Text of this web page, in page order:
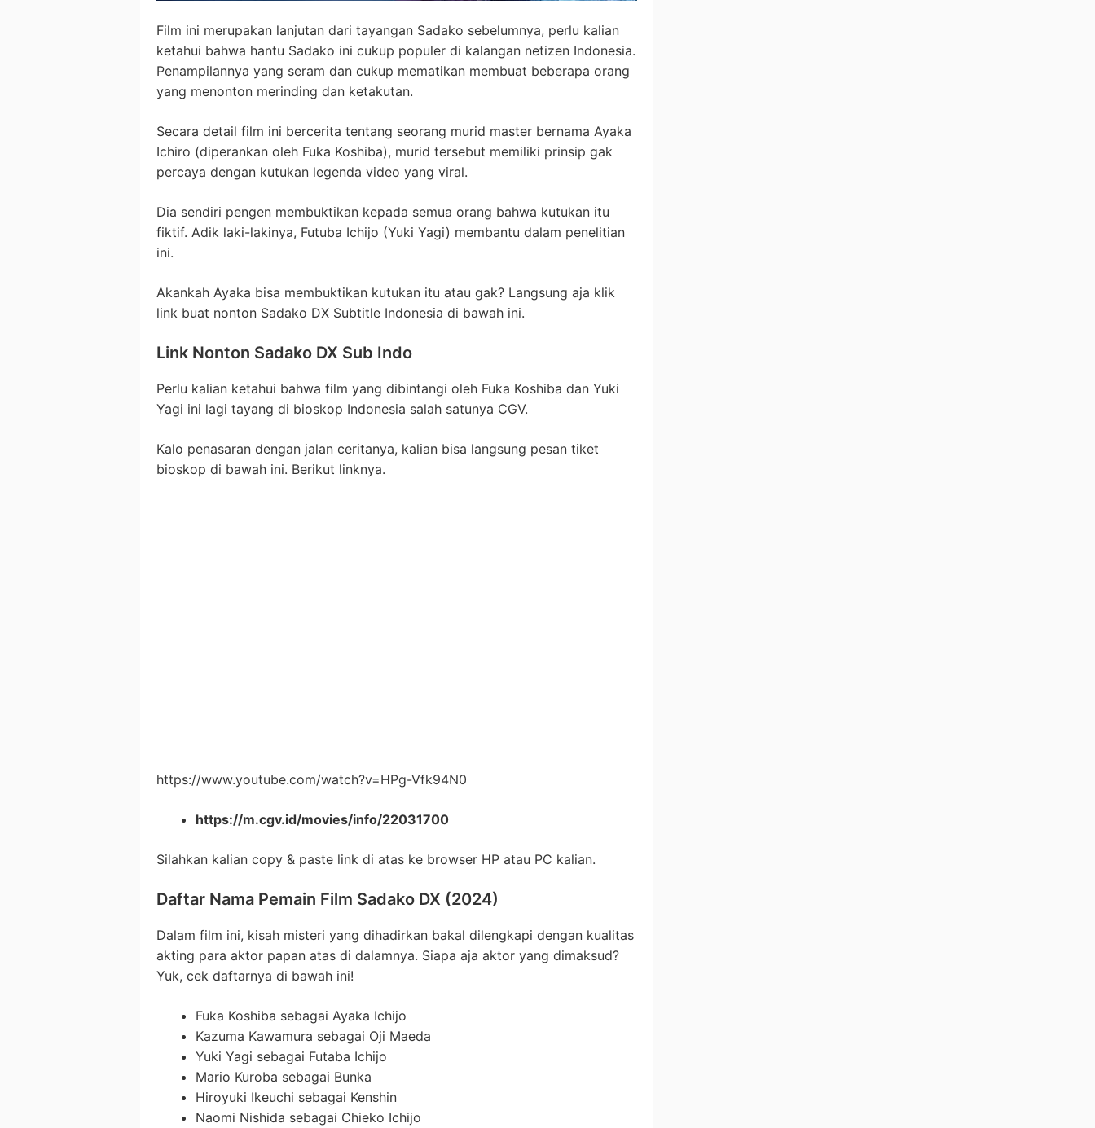
Film ini merupakan lanjutan dari tayangan Sadako sebelumnya, perlu kalian
ketahui bahwa hantu Sadako ini cukup populer di kalangan netizen Indonesia.
Penampilannya yang seram dan cukup mematikan membuat beberapa orang
yang menonton merinding dan ketakutan.
Secara detail film ini bercerita tentang seorang murid master bernama Ayaka
Ichiro (diperankan oleh Fuka Koshiba), murid tersebut memiliki prinsip gak
percaya dengan kutukan legenda video yang viral.
Dia sendiri pengen membuktikan kepada semua orang bahwa kutukan itu
fiktif. Adik laki-lakinya, Futuba Ichijo (Yuki Yagi) membantu dalam penelitian
ini.
Akankah Ayaka bisa membuktikan kutukan itu atau gak? Langsung aja klik
link buat nonton Sadako DX Subtitle Indonesia di bawah ini.
Link Nonton Sadako DX Sub Indo
Perlu kalian ketahui bahwa film yang dibintangi oleh Fuka Koshiba dan Yuki
Yagi ini lagi tayang di bioskop Indonesia salah satunya CGV.
Kalo penasaran dengan jalan ceritanya, kalian bisa langsung pesan tiket
bioskop di bawah ini. Berikut linknya.
https://www.youtube.com/watch?v=HPg-Vfk94N0
https://m.cgv.id/movies/info/22031700
Silahkan kalian copy & paste link di atas ke browser HP atau PC kalian.
Daftar Nama Pemain Film Sadako DX (2024)
Dalam film ini, kisah misteri yang dihadirkan bakal dilengkapi dengan kualitas
akting para aktor papan atas di dalamnya. Siapa aja aktor yang dimaksud?
Yuk, cek daftarnya di bawah ini!
Fuka Koshiba sebagai Ayaka Ichijo
Kazuma Kawamura sebagai Oji Maeda
Yuki Yagi sebagai Futaba Ichijo
Mario Kuroba sebagai Bunka
Hiroyuki Ikeuchi sebagai Kenshin
Naomi Nishida sebagai Chieko Ichijo